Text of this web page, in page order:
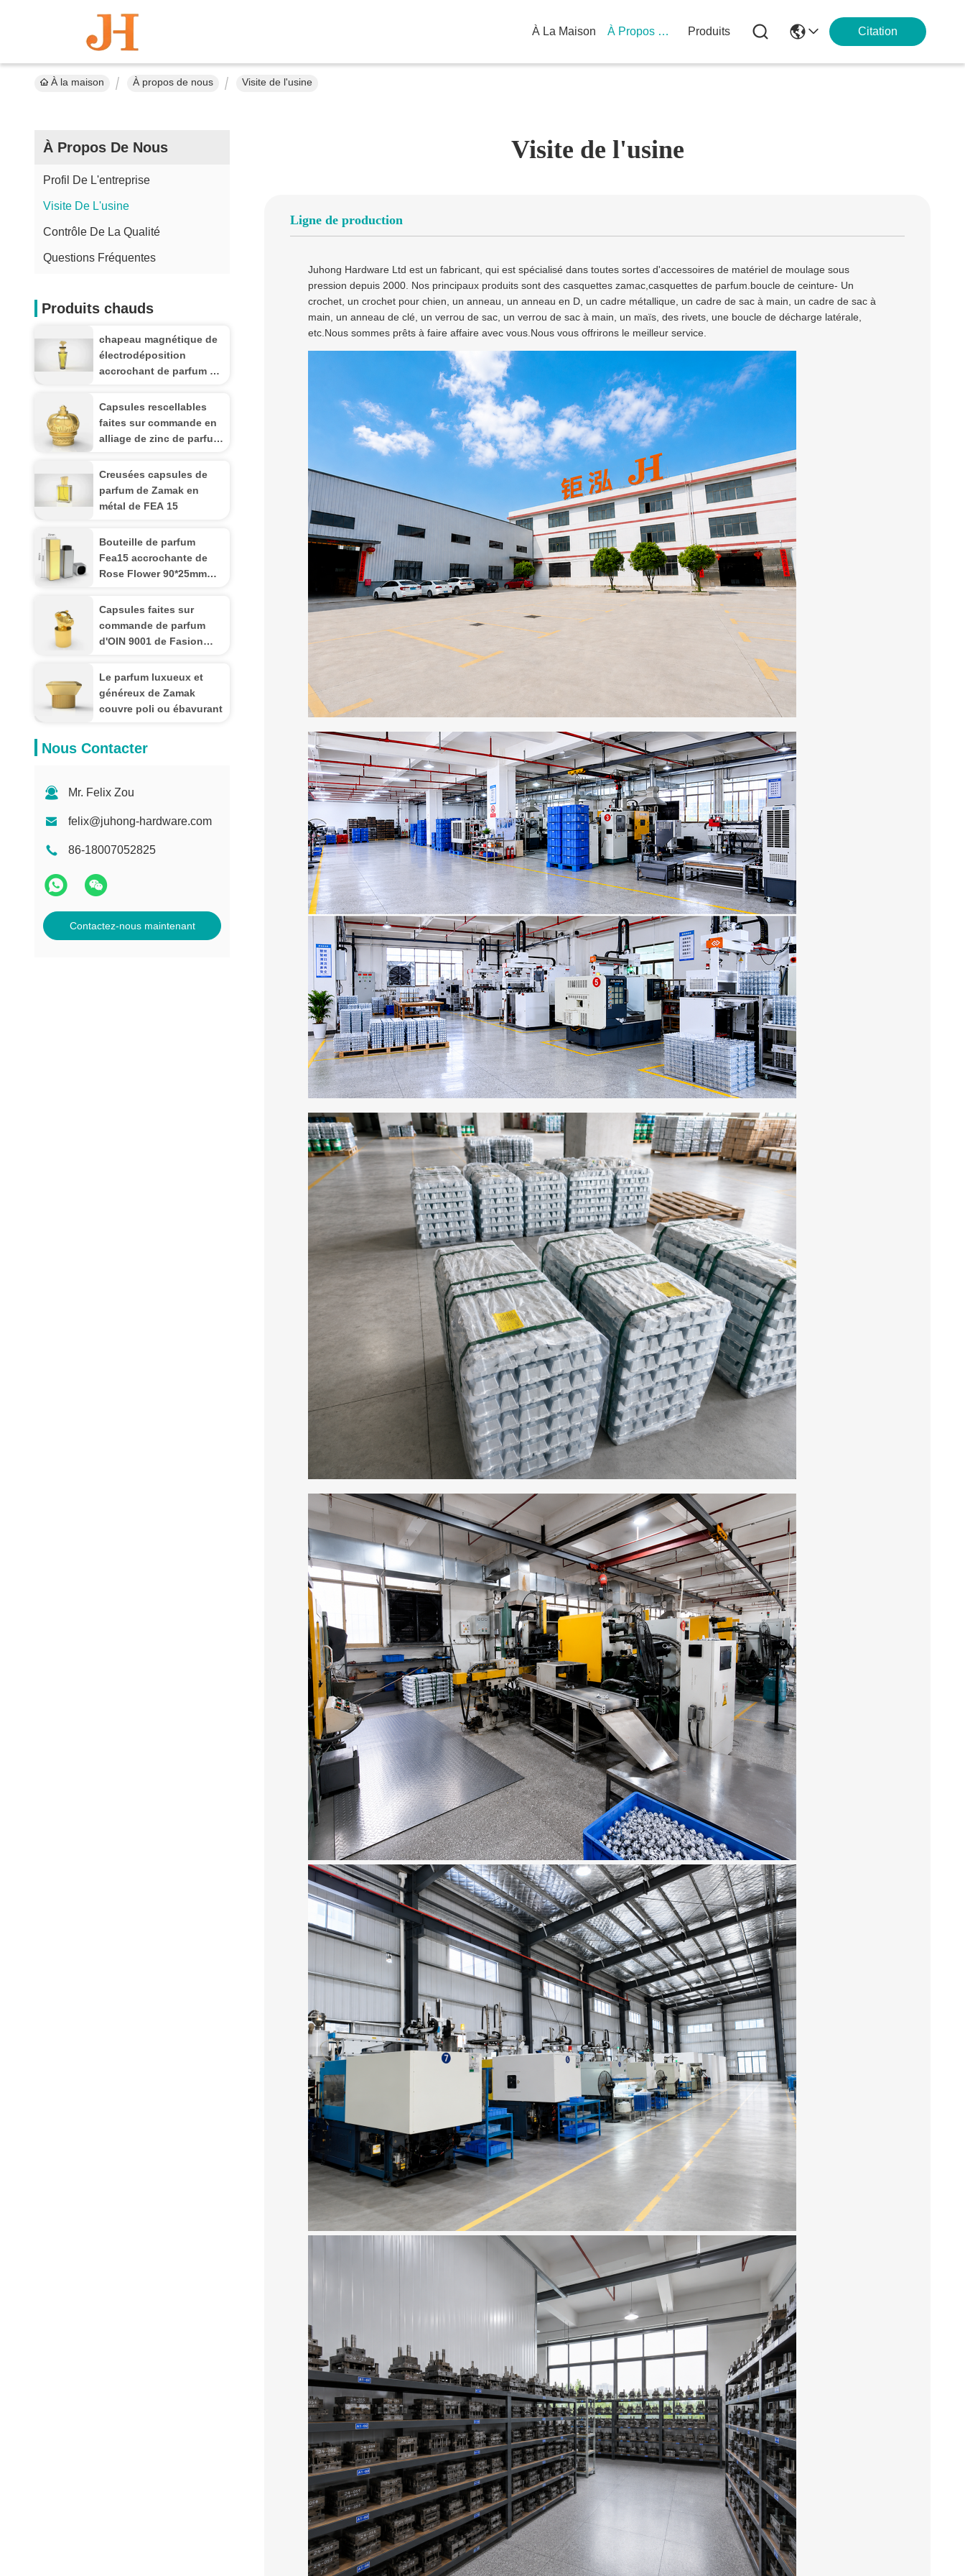
À La Maison À Propos De Nous Produits Citation
À la maison À propos de nous Visite de l'usine
À Propos De Nous
Profil De L'entreprise
Visite De L'usine
Contrôle De La Qualité
Questions Fréquentes
Produits chauds
chapeau magnétique de
électrodéposition
accrochant de parfum de
Capsules rescellables
faites sur commande en
alliage de zinc de parfum
Creusées capsules de
parfum de Zamak en
métal de FEA 15
Bouteille de parfum
Fea15 accrochante de
Rose Flower 90*25mm
Capsules faites sur
commande de parfum
d'OIN 9001 de Fasion
Le parfum luxueux et
généreux de Zamak
couvre poli ou ébavurant
Nous Contacter
Mr. Felix Zou
felix@juhong-hardware.com
86-18007052825
Contactez-nous maintenant
Visite de l'usine
Ligne de production
Juhong Hardware Ltd est un fabricant, qui est spécialisé dans toutes sortes d'accessoires de matériel de moulage sous
pression depuis 2000. Nos principaux produits sont des casquettes zamac,casquettes de parfum.boucle de ceinture- Un
crochet, un crochet pour chien, un anneau, un anneau en D, un cadre métallique, un cadre de sac à main, un cadre de sac à
main, un anneau de clé, un verrou de sac, un verrou de sac à main, un maïs, des rivets, une boucle de décharge latérale,
etc.Nous sommes prêts à faire affaire avec vous.Nous vous offrirons le meilleur service.